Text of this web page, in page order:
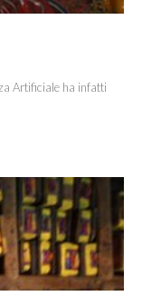
Artificiale ha infatti